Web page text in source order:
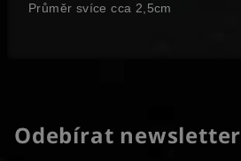
Průměr svíce cca 2,5cm
Odebírat newsletter